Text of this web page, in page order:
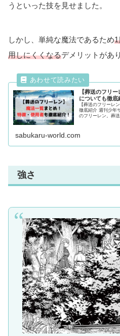
うといった技を見せました。
しかし、単純な魔法であるため1
用しにくくなるデメリットがあ
【葬送のフリ
についても徹底
【葬送のフリーレ
徹底紹介 週刊少年
のフリーレン。葬
sabukaru-world.com
強さ